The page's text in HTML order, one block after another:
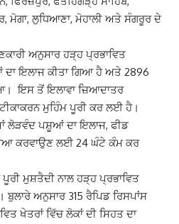
ਮੋਗਾ, ਲੁਧਿਆਣਾ, ਮੋਹਾਲੀ ਅਤੇ ਸੰਗਰੂਰ ਦੇ
ਅਨੁਸਾਰ ਹੜ੍ਹ ਪ੍ਰਭਾਵਿਤ
ਇਲਾਜ ਕੀਤਾ ਗਿਆ ਹੈ ਅਤੇ 2896
ਇਸ ਤੋਂ ਇਲਾਵਾ ਜ਼ਿਆਦਾਤਰ
ਮੁਹਿੰਮ ਪੂਰੀ ਕਰ ਲਈ ਹੈ।
ਲੋੜਵੰਦ ਪਸ਼ੂਆਂ ਦਾ ਇਲਾਜ, ਫੀਡ
ਕਰਵਾਉਣ ਲਈ 24 ਘੰਟੇ ਕੰਮ ਕਰ
ਮੁਸ਼ਤੈਦੀ ਨਾਲ ਹੜ੍ਹ ਪ੍ਰਭਾਵਿਤ
ਅਨੁਸਾਰ 315 ਰੈਪਿਡ ਰਿਸਪਾਂਸ
ਖੇਤਰਾਂ ਵਿੱਚ ਲੋਕਾਂ ਦੀ ਸਿਹਤ ਦਾ